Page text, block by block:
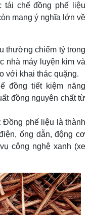
tái chế đồng phế liệu
mang ý nghĩa lớn về
thường chiếm tỷ trọng
nhà máy luyện kim và
với khai thác quặng.
đồng tiết kiệm năng
đồng nguyên chất từ
Đồng phế liệu là thành
ống dẫn, động cơ
công nghệ xanh (xe